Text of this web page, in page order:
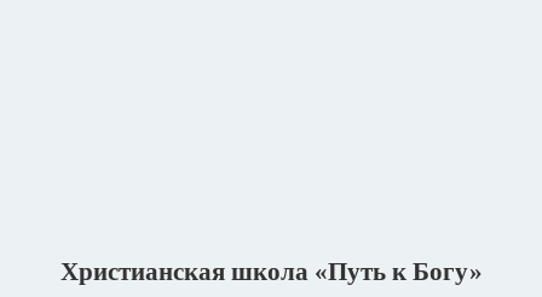
Христианская школа «Путь к Богу»